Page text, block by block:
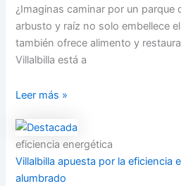
¿Imaginas caminar por un parque
arbusto y raíz no solo embellece
también ofrece alimento y
Villalbilla está a
Leer más »
eficiencia energética
Villalbilla apuesta por la eficiencia
alumbrado